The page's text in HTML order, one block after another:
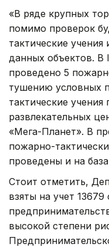
«В ряде крупных
помимо проверок
тактические
данных объектов. В
проведено 5
тушению условных
тактические
развлекательных
«Мега-Планет». В
пожарно-
проведены и на
Стоит отметить,
взяты на учет 13679
высокой степени